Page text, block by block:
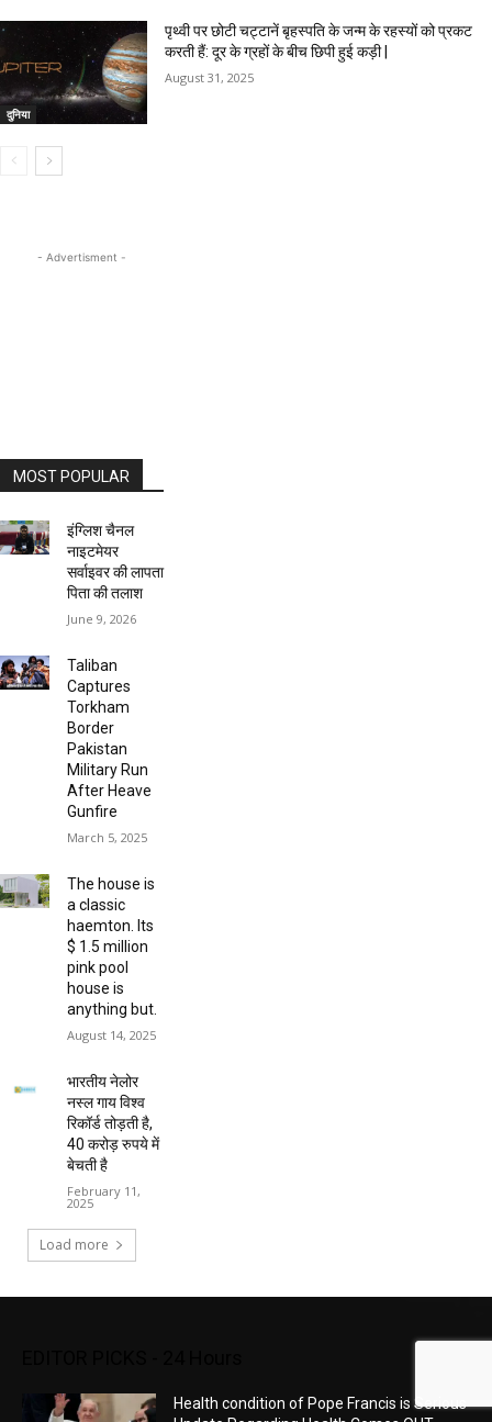
दुनिया
पृथ्वी पर छोटी चट्टानें बृहस्पति के जन्म के रहस्यों को प्रकट
करती हैं: दूर के ग्रहों के बीच छिपी हुई कड़ी |
August 31, 2025
- Advertisment -
MOST POPULAR
इंग्लिश चैनल
नाइटमेयर
सर्वाइवर की लापता
पिता की तलाश
June 9, 2026
Taliban
Captures
Torkham
Border
Pakistan
Military Run
After Heave
Gunfire
March 5, 2025
The house is
a classic
haemton. Its
$ 1.5 million
pink pool
house is
anything but.
August 14, 2025
भारतीय नेलोर
नस्ल गाय विश्व
रिकॉर्ड तोड़ती है,
40 करोड़ रुपये में
बेचती है
February 11,
2025
Load more
Health condition of Pope Francis is Serious